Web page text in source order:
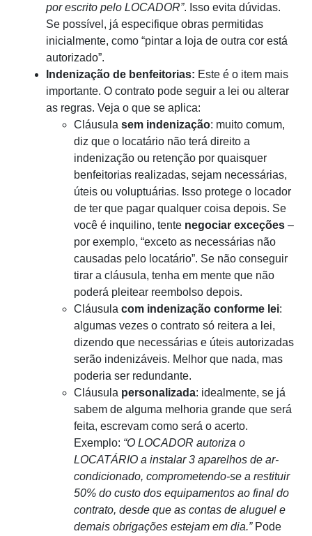
por escrito pelo LOCADOR”. Isso evita dúvidas.
Se possível, já especifique obras permitidas
inicialmente, como “pintar a loja de outra cor está
autorizado”.
Indenização de benfeitorias: Este é o item mais
importante. O contrato pode seguir a lei ou alterar
as regras. Veja o que se aplica:
Cláusula sem indenização: muito comum,
diz que o locatário não terá direito a
indenização ou retenção por quaisquer
benfeitorias realizadas, sejam necessárias,
úteis ou voluptuárias. Isso protege o locador
de ter que pagar qualquer coisa depois. Se
você é inquilino, tente negociar exceções –
por exemplo, “exceto as necessárias não
causadas pelo locatário”. Se não conseguir
tirar a cláusula, tenha em mente que não
poderá pleitear reembolso depois.
Cláusula com indenização conforme lei:
algumas vezes o contrato só reitera a lei,
dizendo que necessárias e úteis autorizadas
serão indenizáveis. Melhor que nada, mas
poderia ser redundante.
Cláusula personalizada: idealmente, se já
sabem de alguma melhoria grande que será
feita, escrevam como será o acerto.
Exemplo: “O LOCADOR autoriza o
LOCATÁRIO a instalar 3 aparelhos de ar-
condicionado, comprometendo-se a restituir
50% do custo dos equipamentos ao final do
contrato, desde que as contas de aluguel e
demais obrigações estejam em dia.”Pode